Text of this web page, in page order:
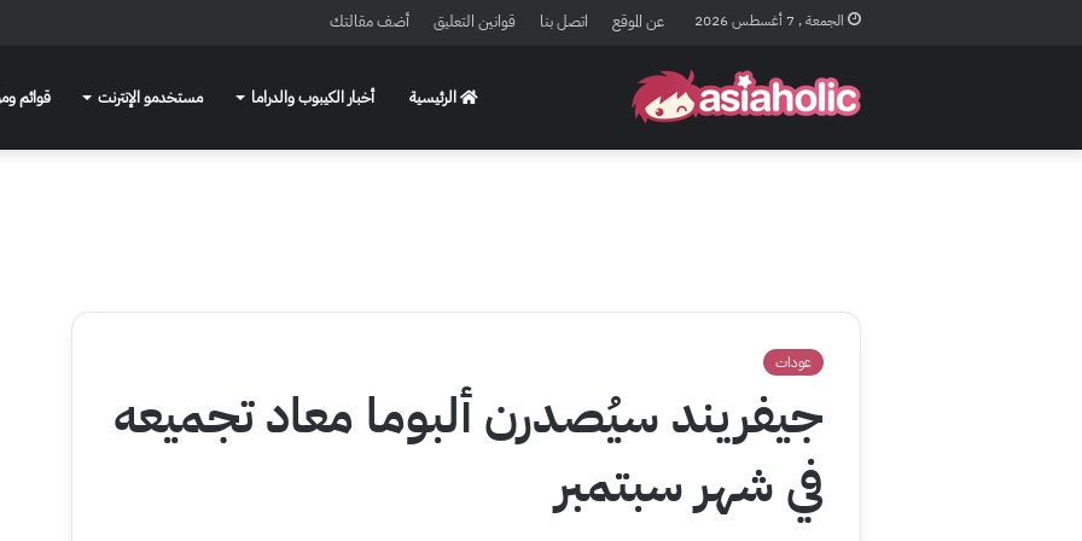
الجمعة , 7 أغسطس 2026 عن الموقع اتصل بنا قوانين التعليق أضف مقالتك
الرئيسية أخبار الكيبوب والدراما مستخدمو الإنترنت قوائم
عودات
جيفريند سيُصدرن ألبوما معاد تجميعه
في شهر سبتمبر